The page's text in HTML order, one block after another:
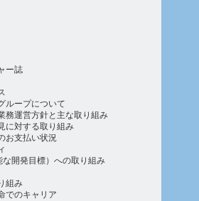
ー誌
ループについて
務運営方針と主な取り組み
に対する取り組み
お支払い状況
開発目標）への取り組み
組み
でのキャリア